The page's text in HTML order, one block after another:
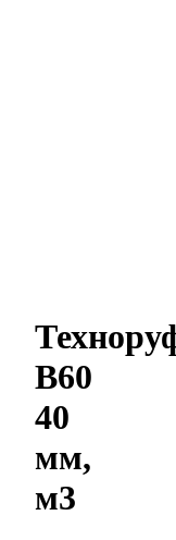
В60
40
мм,
м3